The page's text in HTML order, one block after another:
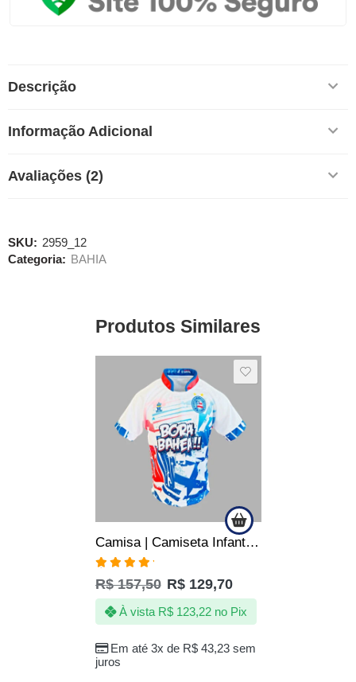
Descrição
Informação Adicional
Avaliações (2)
SKU: 2959_12
Categoria: BAHIA
Produtos Similares
Camisa | Camiseta Infantil do EC Bahia Bora Bahea Produto Oficial
Avaliação
5.00de 5
R$157,50 R$129,70
Em até 3x de R$ 43,23 sem
juros
À vista R$ 123,22 no Pix